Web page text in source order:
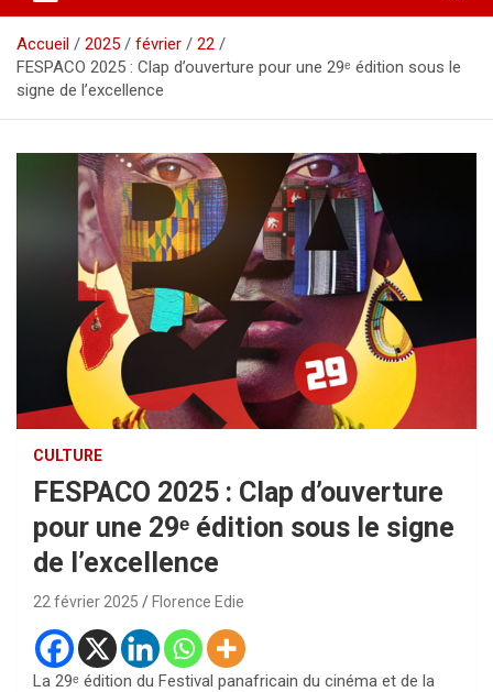
Accueil 2025 février
22
FESPACO 2025 : Clap d’ouverture pour une 29ᵉ édition sous le
signe de l’excellence
CULTURE
FESPACO 2025 : Clap d’ouverture
pour une 29ᵉ édition sous le signe
de l’excellence
22 février 2025 Florence Edie
La 29ᵉ édition du Festival panafricain du cinéma et de la